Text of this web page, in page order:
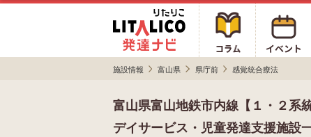
施設情報 富山県 県庁前 感覚統合療法
富山県富山地鉄市内線【１・２系
デイサービス・児童発達支援施設